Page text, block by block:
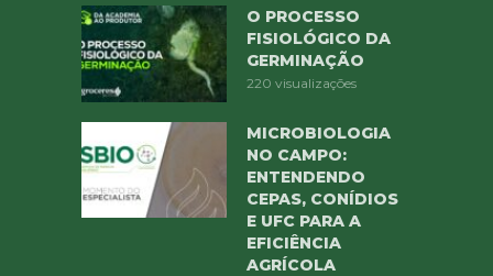
O PROCESSO
FISIOLÓGICO DA
GERMINAÇÃO
220 visualizações
MICROBIOLOGIA
NO CAMPO:
ENTENDENDO
CEPAS, CONÍDIOS
E UFC PARA A
EFICIÊNCIA
AGRÍCOLA